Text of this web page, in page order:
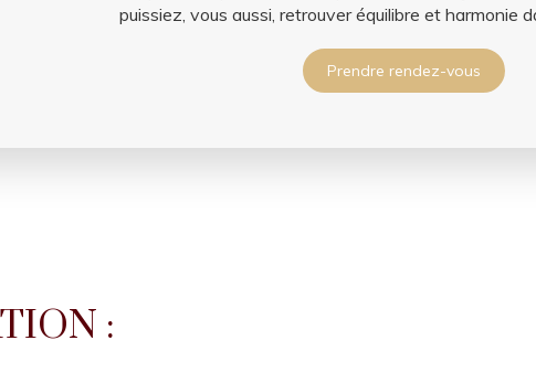
puissiez, vous aussi, retrouver équilibre et harmonie
Prendre rendez-vous
: